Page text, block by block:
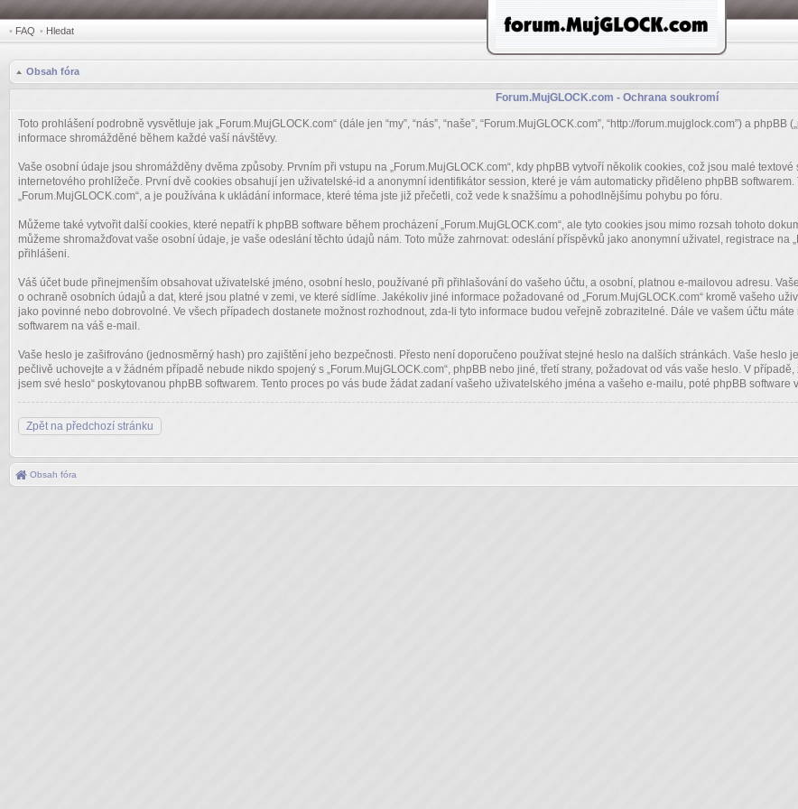
• FAQ • Hledat
Obsah fóra
Forum.MujGLOCK.com - Ochrana soukromí
Toto prohlášení podrobně vysvětluje jak „Forum.MujGLOCK.com“ (dále jen “my”, “nás”, “naše”, “Forum.MujGLOCK.com”, “http://forum.mujglock.com”) a
informace shromážděné během každé vaší návštěvy.
Vaše osobní údaje jsou shromážděny dvěma způsoby. Prvním při vstupu na „Forum.MujGLOCK.com“, kdy phpBB vytvoří několik cookies, což jsou malé
internetového prohlížeče. První dvě cookies obsahují jen uživatelské-id a anonymní identifikátor session, které je vám automaticky přiděleno phpBB
„Forum.MujGLOCK.com“, a je používána k ukládání informace, které téma jste již přečetli, což vede k snažšímu a pohodlnějšímu pohybu po fóru.
Můžeme také vytvořit další cookies, které nepatří k phpBB software během procházení „Forum.MujGLOCK.com“, ale tyto cookies jsou mimo rozsah tohoto
můžeme shromažďovat vaše osobní údaje, je vaše odeslání těchto údajů nám. Toto může zahrnovat: odeslání příspěvků jako anonymní uživatel, registrace na
přihlášeni.
Váš účet bude přinejmenším obsahovat uživatelské jméno, osobní heslo, používané při přihlašování do vašeho účtu, a osobní, platnou e-mailovou adresu.
o ochraně osobních údajů a dat, které jsou platné v zemi, ve které sídlíme. Jakékoliv jiné informace požadované od „Forum.MujGLOCK.com“ kromě vašeho
jako povinné nebo dobrovolné. Ve všech případech dostanete možnost rozhodnout, zda-li tyto informace budou veřejně zobrazitelné. Dále ve vašem účtu
softwarem na váš e-mail.
Vaše heslo je zašifrováno (jednosměrný hash) pro zajištění jeho bezpečnosti. Přesto není doporučeno používat stejné heslo na dalších stránkách. Vaše heslo
pečlivě uchovejte a v žádném případě nebude nikdo spojený s „Forum.MujGLOCK.com“, phpBB nebo jiné, třetí strany, požadovat od vás vaše heslo. V
jsem své heslo“ poskytovanou phpBB softwarem. Tento proces po vás bude žádat zadaní vašeho uživatelského jména a vašeho e-mailu, poté phpBB
Zpět na předchozí stránku
Obsah fóra